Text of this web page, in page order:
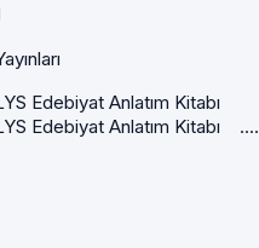
Edebiyat Anlatım Kitabı
Edebiyat Anlatım Kitabı ....